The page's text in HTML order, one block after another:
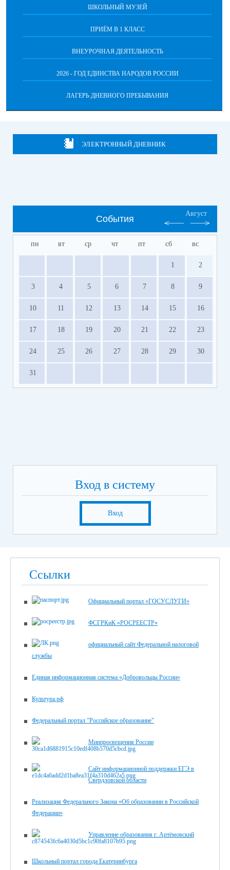
ШКОЛЬНЫЙ МУЗЕЙ
ПРИЁМ В 1 КЛАСС
ВНЕУРОЧНАЯ ДЕЯТЕЛЬНОСТЬ
2026 - ГОД ЕДИНСТВА НАРОДОВ РОССИИ
ЛАГЕРЬ ДНЕВНОГО ПРЕБЫВАНИЯ
ЭЛЕКТРОННЫЙ ДНЕВНИК
События
Август
пн вт ср чт пт сб вс
1 2
3 4 5 6 7 8 9
10 11 12 13 14 15 16
17 18 19 20 21 22 23
24 25 26 27 28 29 30
31
Вход в систему
Вход
Ссылки
Официальный портал «ГОСУСЛУГИ»
ФСГРКиК «РОСРЕЕСТР»
официальный сайт Федеральной налоговой
службы
Единая информационная система «Добровольцы России»
Культура.рф
Федеральный портал "Российское образование"
Минпросвещения России
Сайт информационной поддержки ЕГЭ в
Свердловской области
Реализация Федерального Закона «Об образовании в Российской
Федерации»
Управление образования г. Артёмовский
Школьный портал города Екатеринбурга